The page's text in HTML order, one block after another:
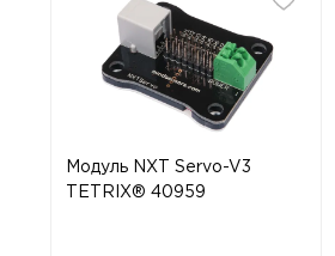
Модуль NXT Servo-V3
TETRIX® 40959